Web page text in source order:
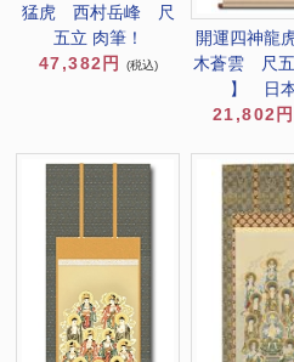
猛虎 西村岳峰 尺
五立 肉筆！
47,382円
(税込)
開運四神龍
木蒼雲 尺
】 日
21,802円